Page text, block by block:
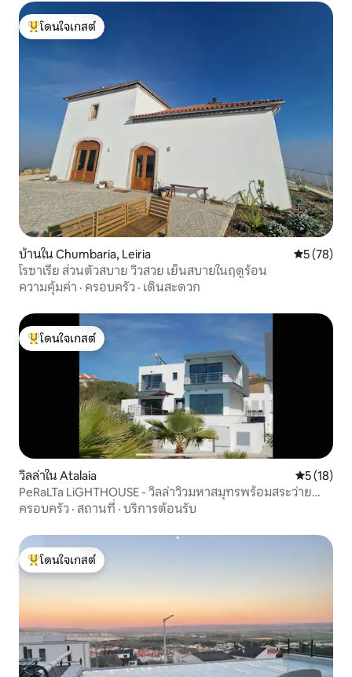
โดนใจเกสต์ที่สุด
โดนใจเกสต์
บ้านใน Chumbaria, Leiria คะแนนเฉลี่
5 (78)
โรซาเรีย ส่วนตัวสบาย วิวสวย เย็นสบายในฤดูร้อน
ความคุ้มค่า · ครอบครัว · เดินสะดวก
โดนใจเกสต์ที่สุด
โดนใจเกสต์
วิลล่าใน Atalaia คะแนนเฉลี่
5 (18)
PeRaLTa LiGHTHOUSE - วิลล่าวิวมหาสมุทรพร้อมสระว่ายน้ำ
อุ่น
ครอบครัว · สถานที่ · บริการต้อนรับ
โดนใจเกสต์ที่สุด
โดนใจเกสต์